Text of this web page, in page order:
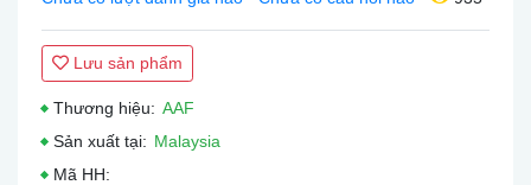
Lưu sản phẩm
Thương hiệu: AAF
Sản xuất tại: Malaysia
Mã HH: